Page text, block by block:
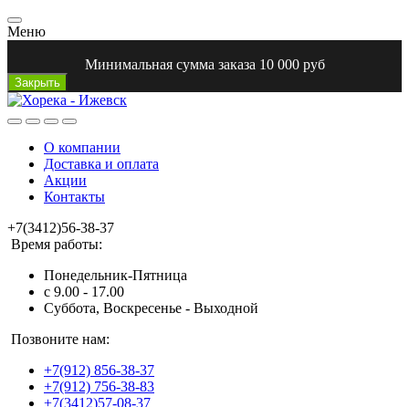
Меню
Минимальная сумма заказа 10 000 руб
Закрыть
О компании
Доставка и оплата
Акции
Контакты
+7(3412)56-38-37
Время работы:
Понедельник-Пятница
с 9.00 - 17.00
Суббота, Воскресенье - Выходной
Позвоните нам:
+7(912) 856-38-37
+7(912) 756-38-83
+7(3412)57-08-37